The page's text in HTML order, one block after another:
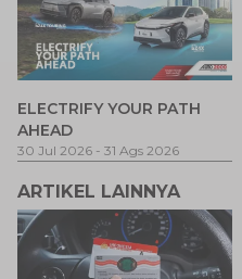
ELECTRIFY YOUR PATH
AHEAD
30 Jul 2026 - 31 Ags 2026
ARTIKEL LAINNYA